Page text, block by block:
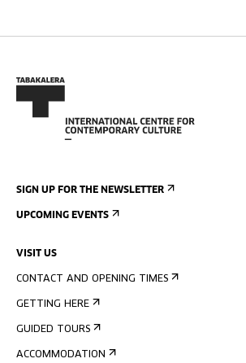
SIGN UP FOR THE NEWSLETTER
UPCOMING EVENTS
VISIT US
CONTACT AND OPENING TIMES
GETTING HERE
GUIDED TOURS
ACCOMMODATION